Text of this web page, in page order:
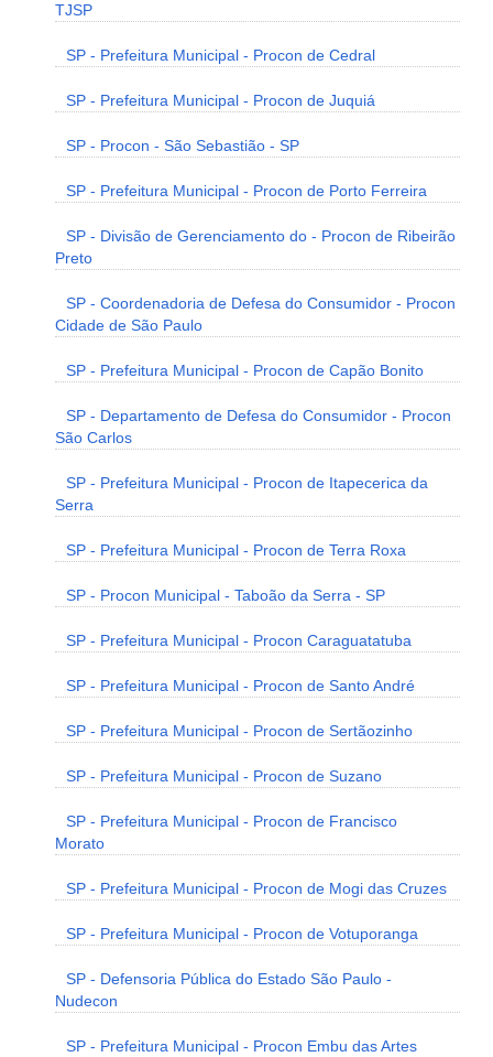
TJSP
SP - Prefeitura Municipal - Procon de Cedral
SP - Prefeitura Municipal - Procon de Juquiá
SP - Procon - São Sebastião - SP
SP - Prefeitura Municipal - Procon de Porto Ferreira
SP - Divisão de Gerenciamento do - Procon de Ribeirão
Preto
SP - Coordenadoria de Defesa do Consumidor - Procon
Cidade de São Paulo
SP - Prefeitura Municipal - Procon de Capão Bonito
SP - Departamento de Defesa do Consumidor - Procon
São Carlos
SP - Prefeitura Municipal - Procon de Itapecerica da
Serra
SP - Prefeitura Municipal - Procon de Terra Roxa
SP - Procon Municipal - Taboão da Serra - SP
SP - Prefeitura Municipal - Procon Caraguatatuba
SP - Prefeitura Municipal - Procon de Santo André
SP - Prefeitura Municipal - Procon de Sertãozinho
SP - Prefeitura Municipal - Procon de Suzano
SP - Prefeitura Municipal - Procon de Francisco
Morato
SP - Prefeitura Municipal - Procon de Mogi das Cruzes
SP - Prefeitura Municipal - Procon de Votuporanga
SP - Defensoria Pública do Estado São Paulo -
Nudecon
SP - Prefeitura Municipal - Procon Embu das Artes